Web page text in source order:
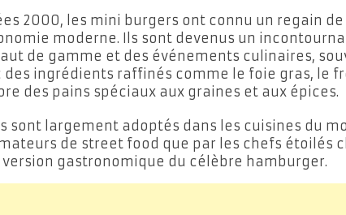
2000, les mini burgers ont connu un regain
moderne. Ils sont devenus un
de gamme et des événements culinaires,
des ingrédients raffinés comme le foie gras, le
des pains spéciaux aux graines et aux épices.
sont largement adoptés dans les cuisines du
de street food que par les chefs étoilés
gastronomique du célèbre hamburger.